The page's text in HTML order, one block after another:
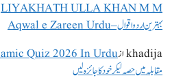
LIYAKHATH ULLA KHAN M M
بہترین اردو اقوال – Aqwal e Zareen Urdu
khadijaاز
مقابلہ میں حصہ لیکر خود کا جائزہ لیں